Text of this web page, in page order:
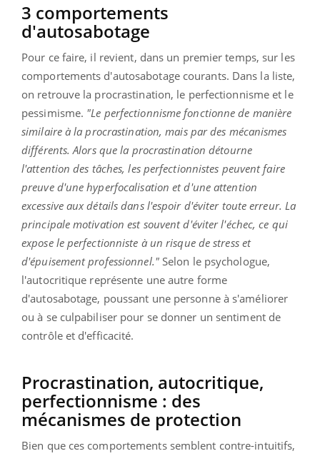
3 comportements
d'autosabotage
Pour ce faire, il revient, dans un premier temps, sur les
comportements d'autosabotage courants. Dans la liste,
on retrouve la procrastination, le perfectionnisme et le
pessimisme. "Le perfectionnisme fonctionne de manière
similaire à la procrastination, mais par des mécanismes
différents. Alors que la procrastination détourne
l'attention des tâches, les perfectionnistes peuvent faire
preuve d'une hyperfocalisation et d'une attention
excessive aux détails dans l'espoir d'éviter toute erreur. La
principale motivation est souvent d'éviter l'échec, ce qui
expose le perfectionniste à un risque de stress et
d'épuisement professionnel."Selon le psychologue,
l'autocritique représente une autre forme
d'autosabotage, poussant une personne à s'améliorer
ou à se culpabiliser pour se donner un sentiment de
contrôle et d'efficacité.
Procrastination, autocritique,
perfectionnisme : des
mécanismes de protection
Bien que ces comportements semblent contre-intuitifs,